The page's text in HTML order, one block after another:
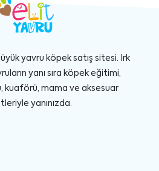
yavru köpek satış sitesi. Irk
yanı sıra köpek eğitimi,
kuaförü, mama ve aksesuar
yanınızda.